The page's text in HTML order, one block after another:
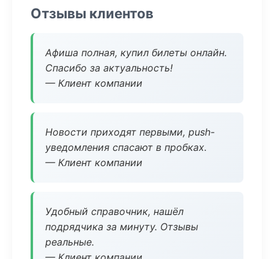
Отзывы клиентов
Афиша полная, купил билеты онлайн.
Спасибо за актуальность!
— Клиент компании
Новости приходят первыми, push-
уведомления спасают в пробках.
— Клиент компании
Удобный справочник, нашёл
подрядчика за минуту. Отзывы
реальные.